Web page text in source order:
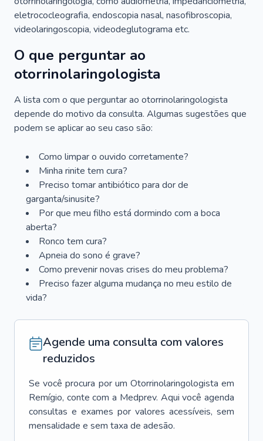
eletrococleografia, endoscopia nasal, nasofibroscopia,
videolaringoscopia, videodeglutograma etc.
O que perguntar ao
otorrinolaringologista
A lista com o que perguntar ao otorrinolaringologista
depende do motivo da consulta. Algumas sugestões que
podem se aplicar ao seu caso são:
Como limpar o ouvido corretamente?
Minha rinite tem cura?
Preciso tomar antibiótico para dor de
garganta/sinusite?
Por que meu filho está dormindo com a boca
aberta?
Ronco tem cura?
Apneia do sono é grave?
Como prevenir novas crises do meu problema?
Preciso fazer alguma mudança no meu estilo de
vida?
Agende uma consulta com valores
reduzidos
Se você procura por um Otorrinolaringologista em
Remígio, conte com a Medprev. Aqui você agenda
consultas e exames por valores acessíveis, sem
mensalidade e sem taxa de adesão.